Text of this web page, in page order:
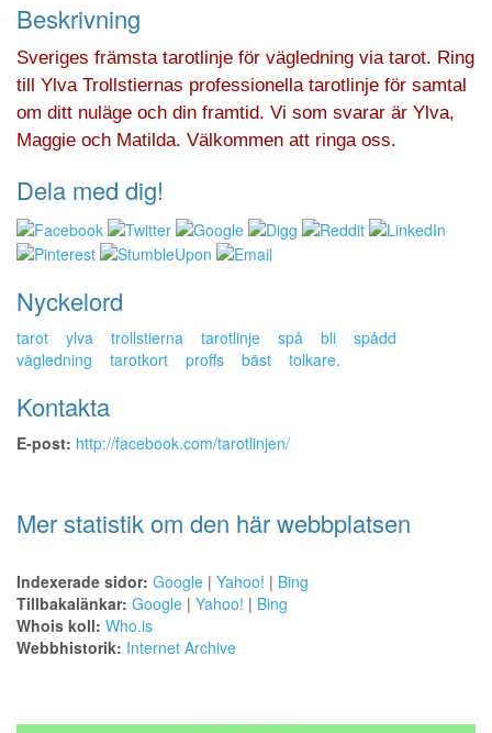
Beskrivning
Sveriges främsta tarotlinje för vägledning via tarot. Ring
till Ylva Trollstiernas professionella tarotlinje för samtal
om ditt nuläge och din framtid. Vi som svarar är Ylva,
Maggie och Matilda. Välkommen att ringa oss.
Dela med dig!
Nyckelord
tarot ylva trollstierna tarotlinje spå bli
spådd
vägledning
tarotkort proffs bäst tolkare.
Kontakta
E-post: http://facebook.com/tarotlinjen/
Mer statistik om den här webbplatsen
Indexerade sidor: Google | Yahoo! | Bing
Tillbakalänkar: Google | Yahoo! | Bing
Whois koll: Who.is
Webbhistorik: Internet Archive